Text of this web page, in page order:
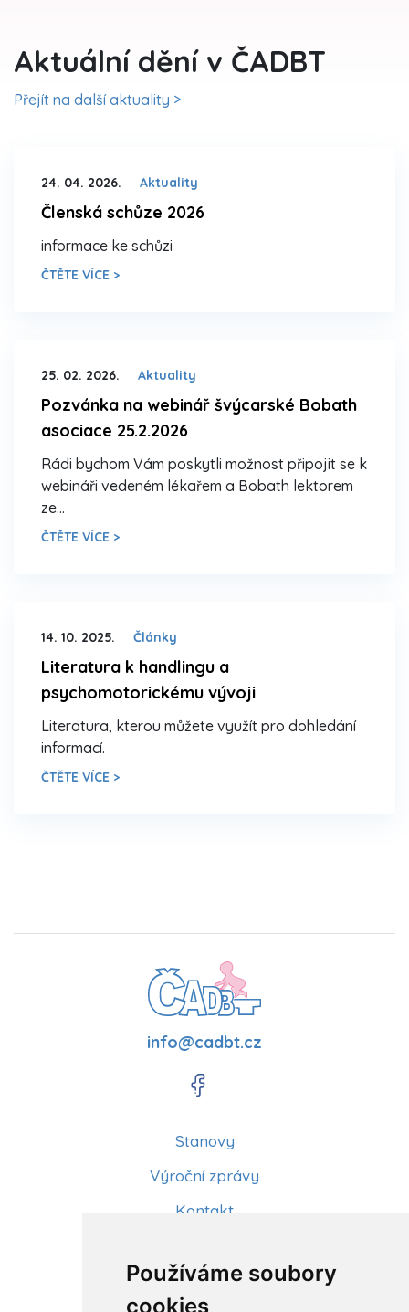
Používáme soubory
cookies
Aktuální dění v ČADBT
Přejít na další aktuality >
24. 04. 2026. Aktuality
Členská schůze 2026
informace ke schůzi
ČTĚTE VÍCE >
25. 02. 2026. Aktuality
Pozvánka na webinář švýcarské Bobath
asociace 25.2.2026
Rádi bychom Vám poskytli možnost připojit se k
webináři vedeném lékařem a Bobath lektorem
ze…
ČTĚTE VÍCE >
14. 10. 2025. Články
Literatura k handlingu a
psychomotorickému vývoji
Literatura, kterou můžete využít pro dohledání
informací.
ČTĚTE VÍCE >
info@cadbt.cz
Stanovy
Výroční zprávy
Kontakt
Články